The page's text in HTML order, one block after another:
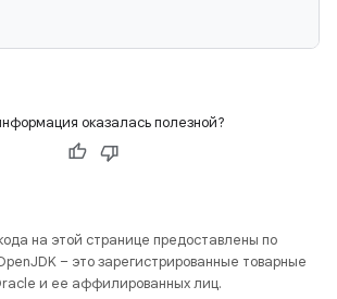
оказалась полезной?
на этой странице предоставлены по
– это зарегистрированные товарные
и ее аффилированных лиц.